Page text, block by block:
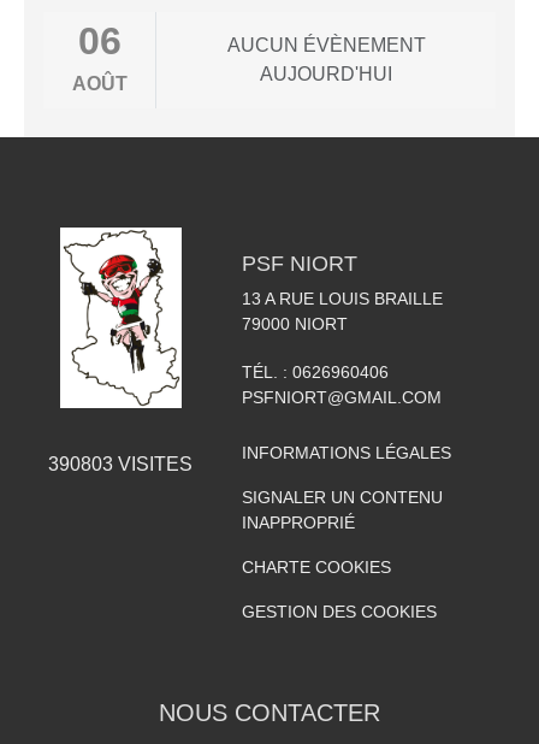
06
AOÛT
AUCUN ÉVÈNEMENT
AUJOURD'HUI
390803 VISITES
PSF NIORT
13 A RUE LOUIS BRAILLE
79000 NIORT
TÉL. : 0626960406
PSFNIORT@GMAIL.COM
INFORMATIONS LÉGALES
SIGNALER UN CONTENU
INAPPROPRIÉ
CHARTE COOKIES
GESTION DES COOKIES
NOUS CONTACTER